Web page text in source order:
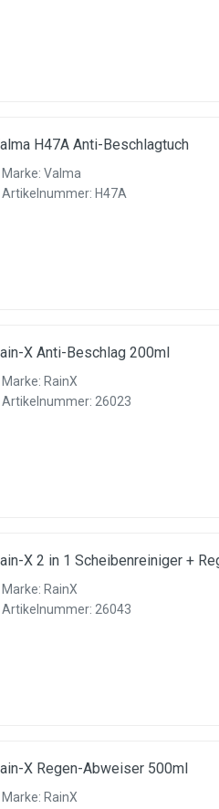
H47A Anti-Beschlagtuch
Marke: Valma
Artikelnummer: H47A
X Anti-Beschlag 200ml
Marke: RainX
Artikelnummer: 26023
X 2 in 1 Scheibenreiniger +
Marke: RainX
Artikelnummer: 26043
X Regen-Abweiser 500ml
Marke: RainX